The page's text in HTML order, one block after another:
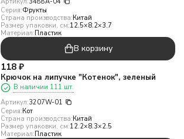
Серия:Фрукты
Страна производства:Китай
Размер упаковки, см:12.5×8.2×3.7
Материал:Пластик
В корзину
118 ₽
Крючок на липучке "Котенок", зеленый
В наличии 111 шт.
Артикул:3207W-01
Серия:Кот
Страна производства:Китай
Размер упаковки, см:12.2×8.3×2.5
Материал:Пластик